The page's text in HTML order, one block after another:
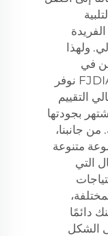
الفريدة
ولهذا
في
FJDIAMOND نوفر
التقييم
بجودتها
من جانبنا،
متنوعة
التي
دائمًا
الشكل